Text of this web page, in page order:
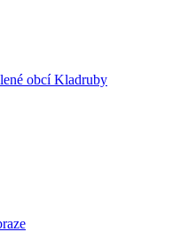
obcí Kladruby